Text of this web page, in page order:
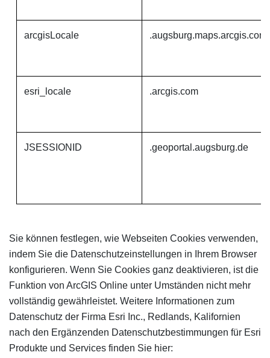
arcgisLocale .augsburg.maps.arcgis.com
esri_locale .arcgis.com
JSESSIONID .geoportal.augsburg.de
Sie können festlegen, wie Webseiten Cookies verwenden,
indem Sie die Datenschutzeinstellungen in Ihrem Browser
konfigurieren. Wenn Sie Cookies ganz deaktivieren, ist die
Funktion von ArcGIS Online unter Umständen nicht mehr
vollständig gewährleistet. Weitere Informationen zum
Datenschutz der Firma Esri Inc., Redlands, Kalifornien
nach den Ergänzenden Datenschutzbestimmungen für Esri
Produkte und Services finden Sie hier: